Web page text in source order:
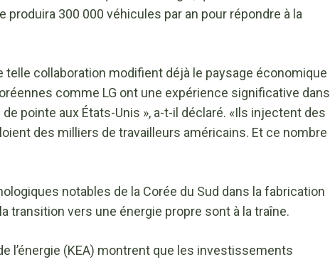
produira 300 000 véhicules par an pour répondre à la
collaboration modifient déjà le paysage économique
comme LG ont une expérience significative dans
pointe aux États-Unis », a-t-il déclaré. «Ils injectent des
des milliers de travailleurs américains. Et ce nombre
notables de la Corée du Sud dans la fabrication
transition vers une énergie propre sont à la traîne.
l’énergie (KEA) montrent que les investissements